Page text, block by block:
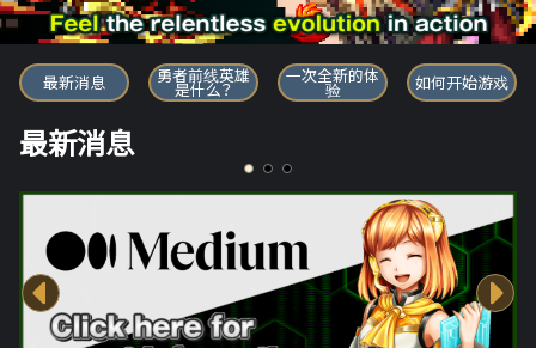
勇者前线英雄
最新消息 勇者前线英雄
是什么？
一次全新的体
验 如何开始游戏
最新消息